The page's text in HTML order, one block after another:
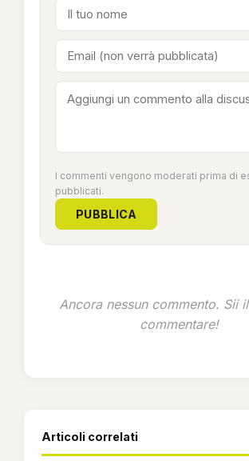
I commenti vengono moderati prima di
pubblicati.
PUBBLICA
Ancora nessun commento. Sii
commentare!
Articoli correlati